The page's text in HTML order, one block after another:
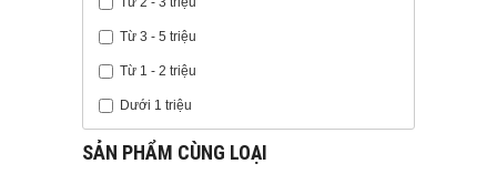
Từ 3 - 5 triệu
Từ 1 - 2 triệu
Dưới 1 triệu
SẢN PHẨM CÙNG LOẠI